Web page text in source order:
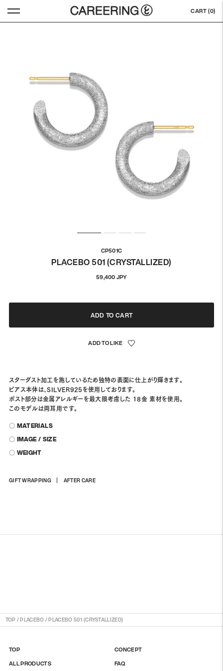
CART (0)
CP501C
PLACEBO 501 (CRYSTALLIZED)
59,400 JPY通
格
ADD TO CART
スターダスト加工を施しているため独特の表面に仕上がり輝きます。
ピアス本体は、SILVER925を使用しております。
ポスト部分は金属アレルギーを最大限考慮した 18金 素材を使用。
このモデルは両耳用です。
〇 MATERIALS
〇 IMAGE / SIZE
〇 WEIGHT
GIFT WRAPPING AFTER CARE
商
TOP /PLACEBO /PLACEBO 501 (CRYSTALLIZED)
TOP
ALL PRODUCTS
CONCEPT
FAQ